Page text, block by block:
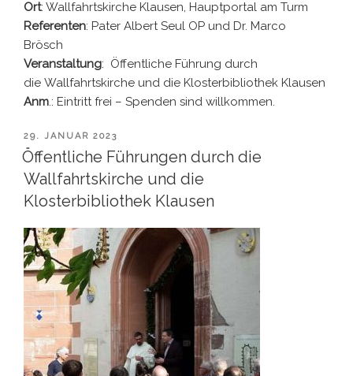
Ort: Wallfahrtskirche Klausen, Hauptportal am Turm
Referenten: Pater Albert Seul OP und Dr. Marco
Brösch
Veranstaltung: Öffentliche Führung durch
die Wallfahrtskirche und die Klosterbibliothek Klausen
Anm.: Eintritt frei – Spenden sind willkommen.
VERÖFFENTLICHT
AM
29. JANUAR 2023
Öffentliche Führungen durch die
Wallfahrtskirche und die
Klosterbibliothek Klausen